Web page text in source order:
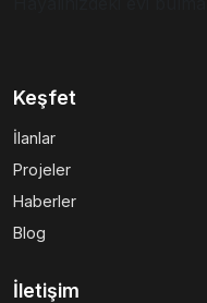
Keşfet
İlanlar
Projeler
Haberler
Blog
İletişim